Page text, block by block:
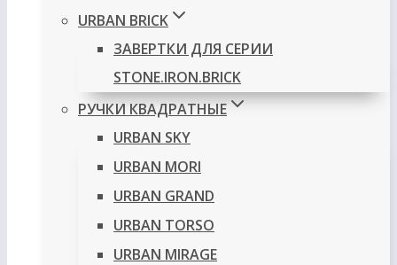
URBAN BRICK
ЗАВЕРТКИ ДЛЯ СЕРИИ
STONE.IRON.BRICK
РУЧКИ КВАДРАТНЫЕ
URBAN SKY
URBAN MORI
URBAN GRAND
URBAN TORSO
URBAN MIRAGE